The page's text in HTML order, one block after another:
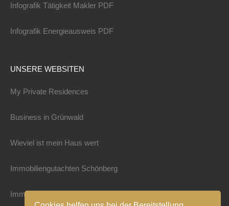
Infografik Tätigkeit Makler PDF
Infografik Energieausweis PDF
UNSERE WEBSITEN
My Private Residences
Business in Grünwald
Wieviel ist mein Haus wert
Immobiliengutachten Schönberg
Immobilienbewertung Schönberg